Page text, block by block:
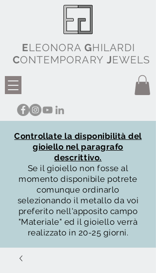
ELEONORA GHILARDI
CONTEMPORARY JEWELS
Controllate la disponibilità del
gioiello nel paragrafo
descrittivo.
Se il gioiello non fosse al
momento disponibile potrete
comunque ordinarlo
selezionando il metallo da voi
preferito nell'apposito campo
"Materiale" ed il gioiello verrà
realizzato in 20-25 giorni.